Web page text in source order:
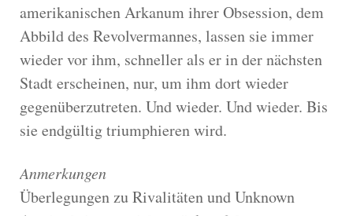
amerikanischen Arkanum ihrer Obsession, dem
Abbild des Revolvermannes, lassen sie immer
wieder vor ihm, schneller als er in der nächsten
Stadt erscheinen, nur, um ihm dort wieder
gegenüberzutreten. Und wieder. Und wieder. Bis
sie endgültig triumphieren wird.
Anmerkungen
Überlegungen zu Rivalitäten und Unknown